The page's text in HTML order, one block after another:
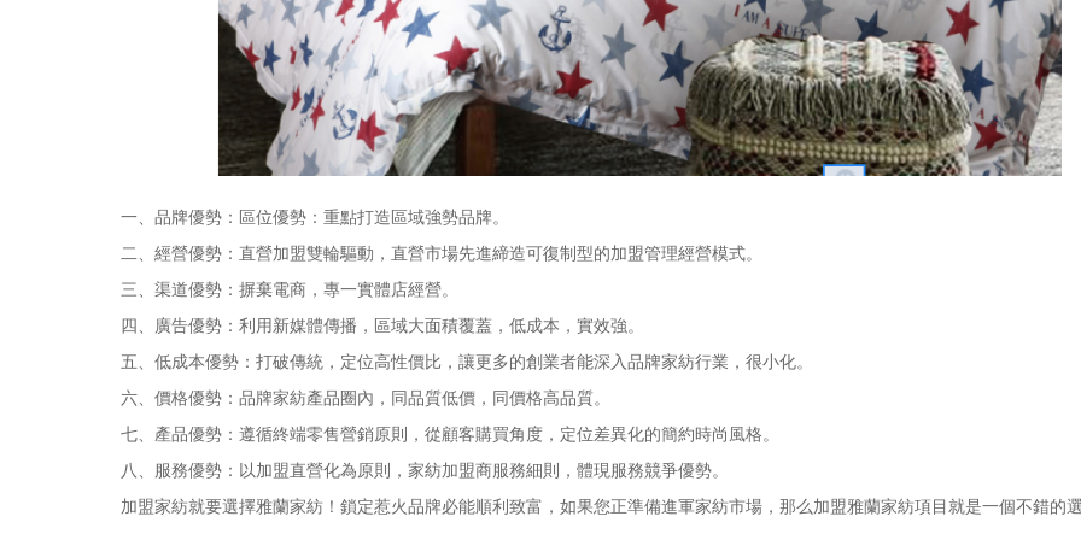
一、品牌優勢：區位優勢：重點打造區域強勢品牌。
二、經營優勢：直營加盟雙輪驅動，直營市場先進締造可復制型的加盟管理經營模式。
三、渠道優勢：摒棄電商，專一實體店經營。
四、廣告優勢：利用新媒體傳播，區域大面積覆蓋，低成本，實效強。
五、低成本優勢：打破傳統，定位高性價比，讓更多的創業者能深入品牌家紡行業，很小化。
六、價格優勢：品牌家紡產品圈內，同品質低價，同價格高品質。
七、產品優勢：遵循終端零售營銷原則，從顧客購買角度，定位差異化的簡約時尚風格。
八、服務優勢：以加盟直營化為原則，家紡加盟商服務細則，體現服務競爭優勢。
加盟家紡就要選擇雅蘭家紡！鎖定惹火品牌必能順利致富，如果您正準備進軍家紡市場，那么加盟雅蘭家紡項目就是一個不錯的